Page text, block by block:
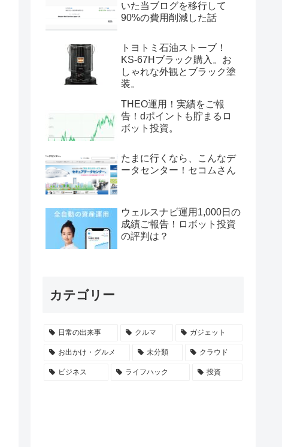
いた当ブログを移行して
90%の費用削減した話
トヨトミ石油ストーブ！
KS-67Hブラック購入。お
しゃれな外観とブラック塗
装。
THEO運用！実績をご報
告！dポイントも貯まるロ
ボット投資。
たまに行くなら、こんなデ
ータセンター！セコムさん
ウェルスナビ運用1,000日の
成績ご報告！ロボット投資
の評判は？
カテゴリー
日常の出来事 クルマ ガジェット
お出かけ・グルメ 未分類 クラウド
ビジネス ライフハック 投資